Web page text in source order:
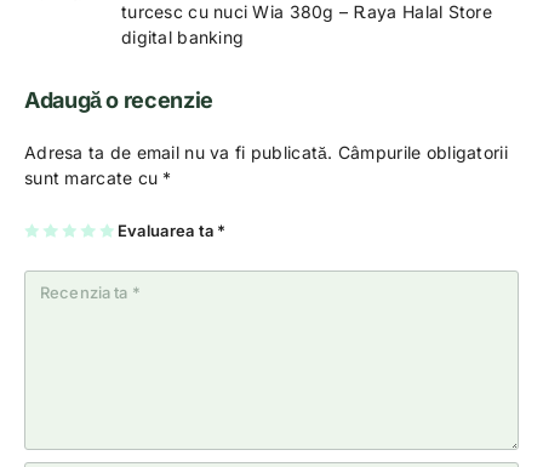
turcesc cu nuci Wia 380g – Ꭱaya Halal Store
digital bankіng
Adaugă o recenzie
Adresa ta de email nu va fi publicată. Câmpurile obligatorii
sunt marcate cu *
Evaluarea ta *
U
n
2
5
st
el
3
5
st
el
4
5
st
el
5
5
st
el